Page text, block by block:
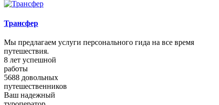
Трансфер
Мы предлагаем услуги персонального гида на все время
путешествия.
8 лет успешной
работы
5688 довольных
путешественников
Ваш надежный